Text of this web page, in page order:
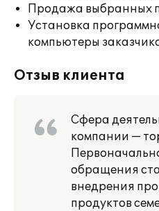
Продажа выбранных
Установка
компьютеры
Отзыв клиента
Сфера
компании —
обращения
внедрения
продуктов